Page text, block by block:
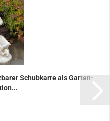
Schub­kar­re als Gar­ten­